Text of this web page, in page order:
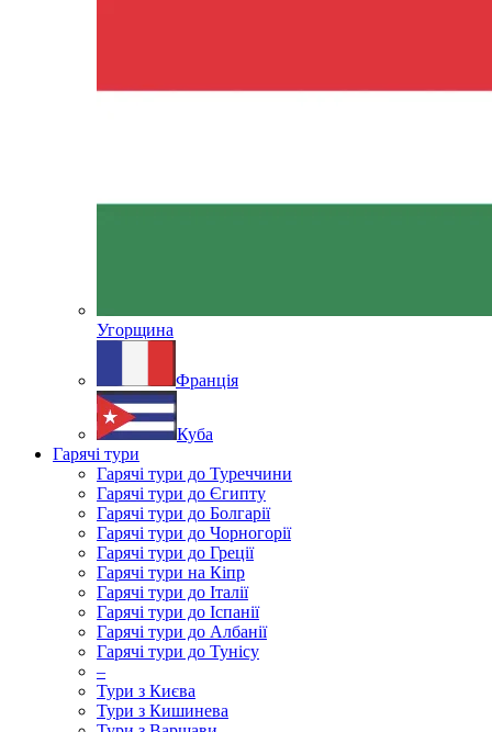
Угорщина
Франція
Куба
Гарячі тури
Гарячі тури до Туреччини
Гарячі тури до Єгипту
Гарячі тури до Болгарії
Гарячі тури до Чорногорії
Гарячі тури до Греції
Гарячі тури на Кіпр
Гарячі тури до Італії
Гарячі тури до Іспанії
Гарячі тури до Албанії
Гарячі тури до Тунісу
–
Тури з Києва
Тури з Кишинева